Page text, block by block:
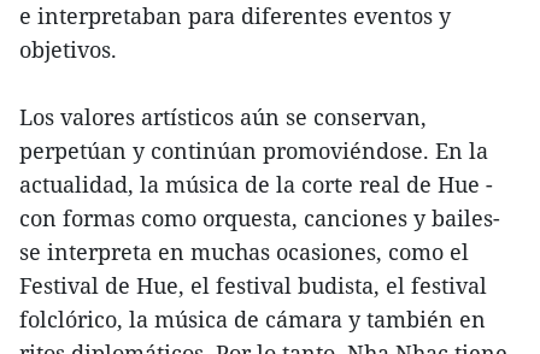
e interpretaban para diferentes eventos y
objetivos.
Los valores artísticos aún se conservan,
perpetúan y continúan promoviéndose. En la
actualidad, la música de la corte real de Hue -
con formas como orquesta, canciones y bailes-
se interpreta en muchas ocasiones, como el
Festival de Hue, el festival budista, el festival
folclórico, la música de cámara y también en